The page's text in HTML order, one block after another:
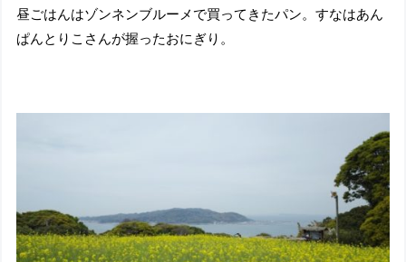
昼ごはんはゾンネンブルーメで買ってきたパン。すなはあん
ぱんとりこさんが握ったおにぎり。